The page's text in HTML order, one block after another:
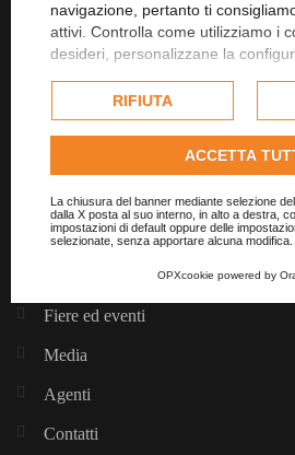
navigazione, pertanto ti
attivi. Controlla come utilizziamo i
desideri, personalizzane la
esclusivamente previa
dell'utente.
Consulta l'informativa cookie
RIFIUTA
ACCETTA
La chiusura del banner mediante selezione
dalla X posta al suo interno, in alto a destra,
impostazioni di default oppure delle
selezionate, senza apportare alcuna modifica.
OPXcookie powered by
+39 015 9842211
Home
Lawer
Fiere ed eventi
Media
Agenti
Contatti